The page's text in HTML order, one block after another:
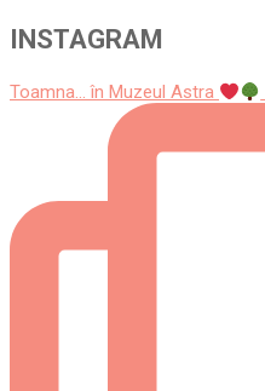
INSTAGRAM
Toamna... în Muzeul Astra